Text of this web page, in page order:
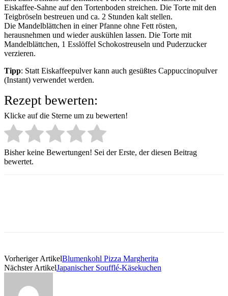
Eiskaffee-Sahne auf den Tortenboden streichen. Die Torte mit den
Teigbröseln bestreuen und ca. 2 Stunden kalt stellen.
Die Mandelblättchen in einer Pfanne ohne Fett rösten,
herausnehmen und wieder auskühlen lassen. Die Torte mit
Mandelblättchen, 1 Esslöffel Schokostreuseln und Puderzucker
verzieren.
Tipp: Statt Eiskaffeepulver kann auch gesüßtes Cappuccinopulver
(Instant) verwendet werden.
Rezept bewerten:
Klicke auf die Sterne um zu bewerten!
Bisher keine Bewertungen! Sei der Erste, der diesen Beitrag
bewertet.
Vorheriger ArtikelBlumenkohl Pizza Margherita
Nächster ArtikelJapanischer Soufflé-Käsekuchen